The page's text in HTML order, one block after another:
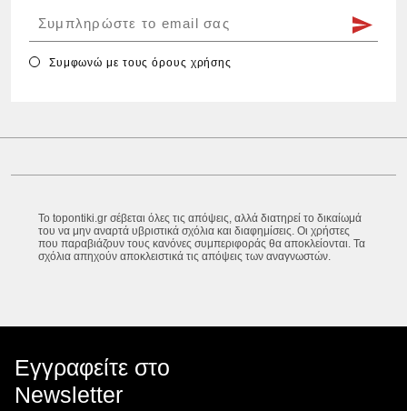
Συμφωνώ με τουςόρους χρήσης
Το topontiki.gr σέβεται όλες τις απόψεις, αλλά διατηρεί το δικαίωμά
του να μην αναρτά υβριστικά σχόλια και διαφημίσεις. Οι χρήστες
που παραβιάζουν τους κανόνες συμπεριφοράς θα αποκλείονται. Τα
σχόλια απηχούν αποκλειστικά τις απόψεις των αναγνωστών.
Εγγραφείτε στο
Newsletter